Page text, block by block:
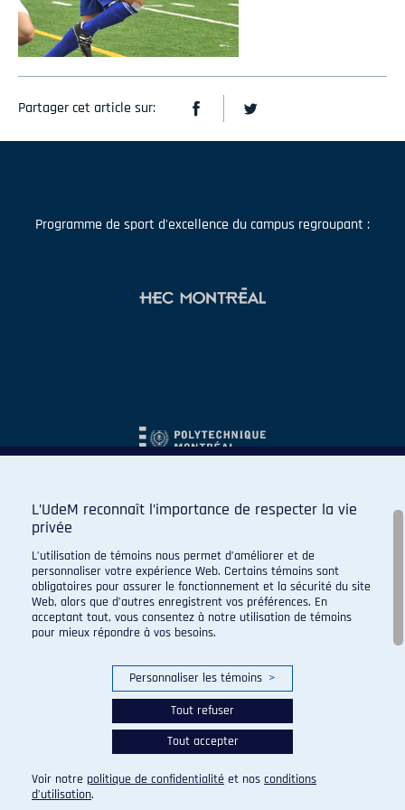
Partager cet article sur:
Programme de sport d'excellence du campus regroupant :
© 2026 Carabins de l'Université de Montréal. Tous droits
réservés.
Paramètres des témoins
L’UdeM reconnaît l’importance de respecter la vie
privée
L’utilisation de témoins nous permet d’améliorer et de
personnaliser votre expérience Web. Certains témoins sont
obligatoires pour assurer le fonctionnement et la sécurité du site
Web, alors que d’autres enregistrent vos préférences. En
acceptant tout, vous consentez à notre utilisation de témoins
pour mieux répondre à vos besoins.
Personnaliser les témoins >
Tout refuser
Tout accepter
Voir notre politique de confidentialité et nos conditions
d’utilisation.